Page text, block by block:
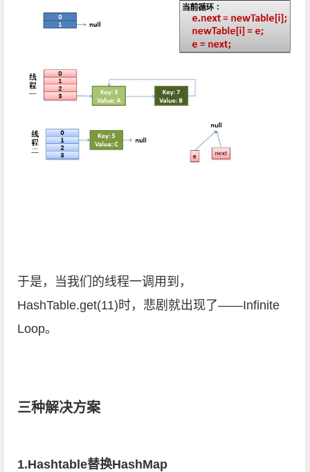
于是，当我们的线程一调用到，
HashTable.get(11)时，悲剧就出现了——Infinite
Loop。
三种解决方案
1.Hashtable替换HashMap